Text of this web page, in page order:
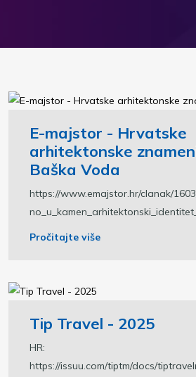
E-majstor - Hrvatske
arhitektonske
Baška Voda
https://www.emajstor.hr/clanak/
Pročitajte više
Tip Travel - 2025
HR:
https://issuu.com/tiptm/docs/